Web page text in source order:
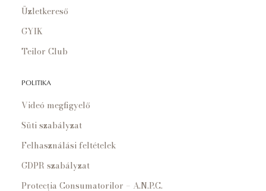
Üzletkereső
GYIK
Teilor Club
POLITIKA
Videó megfigyelő
Süti szabályzat
Felhasználási feltételek
GDPR szabályzat
Protecția Consumatorilor – A.N.P.C.